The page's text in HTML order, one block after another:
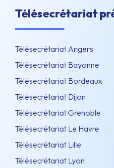
Télésecrétariat
Télésecrétariat Angers
Télésecrétariat Bayonne
Télésecrétariat Bordeaux
Télésecrétariat Dijon
Télésecrétariat Grenoble
Télésecrétariat Le Havre
Télésecrétariat Lille
Télésecrétariat Lyon